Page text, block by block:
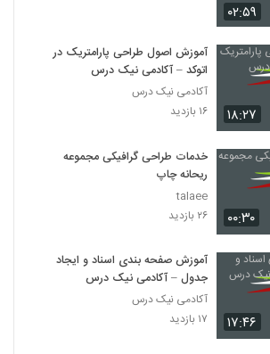
۰۲:۵۹
۱۸:۲۷
آموزش اصول طراحی پارامتریک در
اتوکد – آکادمی نیک درس
آکادمی نیک درس
۱۶ بازدید
۰۰:۳۰
خدمات طراحی گرافیکی مجموعه
ریحانه چاپ
talaee
۲۶ بازدید
۱۷:۴۶
آموزش صفحه بندی اسناد و ایجاد
جدول – آکادمی نیک درس
آکادمی نیک درس
۱۷ بازدید